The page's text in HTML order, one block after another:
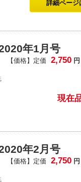
詳細ページ
年1月号
【価格】定価 2,750円
現在
年2月号
【価格】定価 2,750円